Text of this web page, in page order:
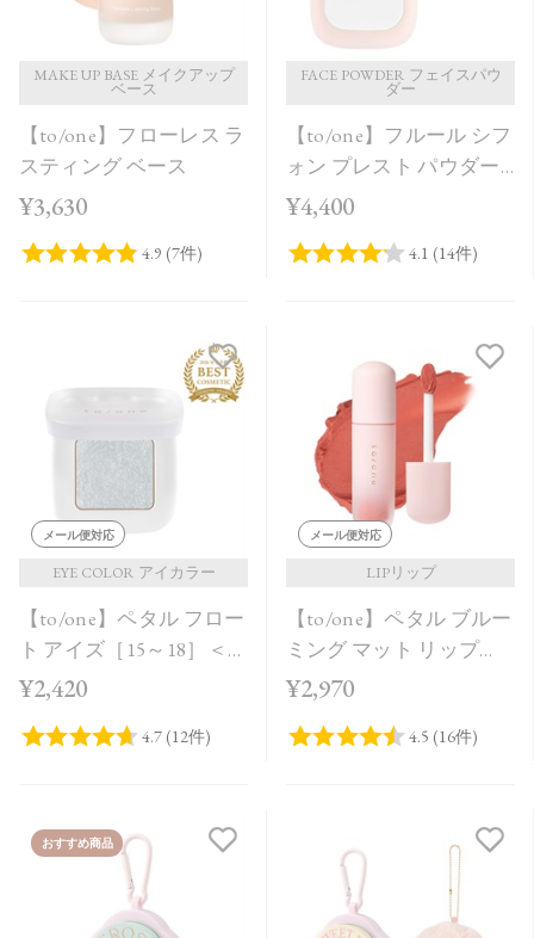
MAKE UP BASE メイクアップ
ベース
【to/one】フローレス ラ
スティング ベース
¥3,630
FACE POWDER フェイスパウ
ダー
【to/one】フルール シフ
ォン プレスト パウダー
［00］
¥4,400
メール便対応
EYE COLOR アイカラー
【to/one】ペタル フロー
ト アイズ［15～18］＜
2026 SS Collection＞
¥2,420
メール便対応
LIPリップ
【to/one】ペタル ブルー
ミング マット リップ
［01～04］＜2026 SS
¥2,970
おすすめ商品